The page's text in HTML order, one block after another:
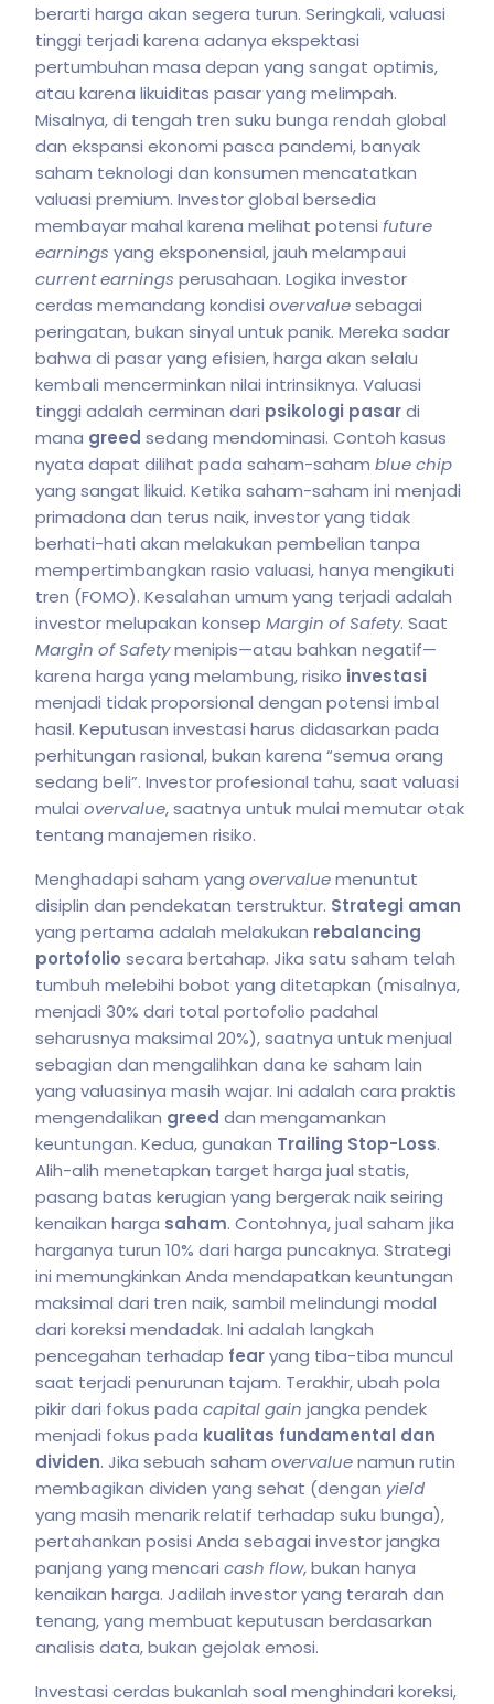
berarti harga akan segera turun. Seringkali, valuasi
tinggi terjadi karena adanya ekspektasi
pertumbuhan masa depan yang sangat optimis,
atau karena likuiditas pasar yang melimpah.
Misalnya, di tengah tren suku bunga rendah global
dan ekspansi ekonomi pasca pandemi, banyak
saham teknologi dan konsumen mencatatkan
valuasi premium. Investor global bersedia
membayar mahal karena melihat potensi future
earnings yang eksponensial, jauh melampaui
current earnings perusahaan. Logika investor
cerdas memandang kondisi overvaluesebagai
peringatan, bukan sinyal untuk panik. Mereka sadar
bahwa di pasar yang efisien, harga akan selalu
kembali mencerminkan nilai intrinsiknya. Valuasi
tinggi adalah cerminan dari psikologi pasardi
mana greed sedang mendominasi. Contoh kasus
nyata dapat dilihat pada saham-saham blue chip
yang sangat likuid. Ketika saham-saham ini menjadi
primadona dan terus naik, investor yang tidak
berhati-hati akan melakukan pembelian tanpa
mempertimbangkan rasio valuasi, hanya mengikuti
tren (FOMO). Kesalahan umum yang terjadi adalah
investor melupakan konsep Margin of Safety. Saat
Margin of Safetymenipis—atau bahkan negatif—
karena harga yang melambung, risiko investasi
menjadi tidak proporsional dengan potensi imbal
hasil. Keputusan investasi harus didasarkan pada
perhitungan rasional, bukan karena “semua orang
sedang beli”. Investor profesional tahu, saat valuasi
mulai overvalue, saatnya untuk mulai memutar otak
tentang manajemen risiko.
Menghadapi saham yang overvaluemenuntut
disiplin dan pendekatan terstruktur. Strategi aman
yang pertama adalah melakukan rebalancing
portofolio secara bertahap. Jika satu saham telah
tumbuh melebihi bobot yang ditetapkan (misalnya,
menjadi 30% dari total portofolio padahal
seharusnya maksimal 20%), saatnya untuk menjual
sebagian dan mengalihkan dana ke saham lain
yang valuasinya masih wajar. Ini adalah cara praktis
mengendalikan greed dan mengamankan
keuntungan. Kedua, gunakan Trailing Stop-Loss.
Alih-alih menetapkan target harga jual statis,
pasang batas kerugian yang bergerak naik seiring
kenaikan harga saham. Contohnya, jual saham jika
harganya turun 10% dari harga puncaknya. Strategi
ini memungkinkan Anda mendapatkan keuntungan
maksimal dari tren naik, sambil melindungi modal
dari koreksi mendadak. Ini adalah langkah
pencegahan terhadap fearyang tiba-tiba muncul
saat terjadi penurunan tajam. Terakhir, ubah pola
pikir dari fokus pada capital gain jangka pendek
menjadi fokus pada kualitas fundamental dan
dividen. Jika sebuah saham overvaluenamun rutin
membagikan dividen yang sehat (dengan yield
yang masih menarik relatif terhadap suku bunga),
pertahankan posisi Anda sebagai investor jangka
panjang yang mencari cash flow, bukan hanya
kenaikan harga. Jadilah investor yang terarah dan
tenang, yang membuat keputusan berdasarkan
analisis data, bukan gejolak emosi.
Investasi cerdas bukanlah soal menghindari koreksi,